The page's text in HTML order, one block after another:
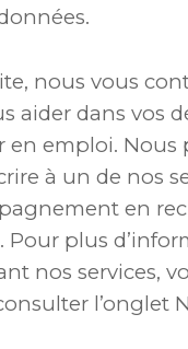
nous vous
aider dans vos
en emploi. Nous
à un de nos
en
Pour plus
nos services,
l’onglet